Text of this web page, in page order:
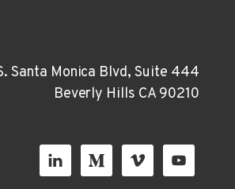
Santa Monica Blvd, Suite 444
Beverly Hills CA 90210